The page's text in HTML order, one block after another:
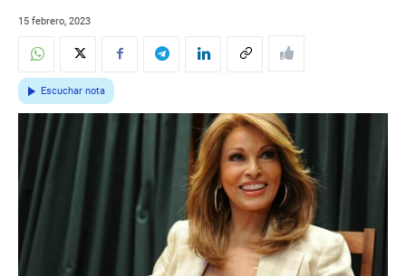
15 febrero, 2023
Escuchar nota